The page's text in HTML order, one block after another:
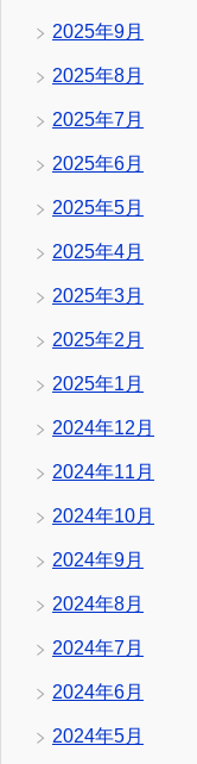
2025年9月
2025年8月
2025年7月
2025年6月
2025年5月
2025年4月
2025年3月
2025年2月
2025年1月
2024年12月
2024年11月
2024年10月
2024年9月
2024年8月
2024年7月
2024年6月
2024年5月